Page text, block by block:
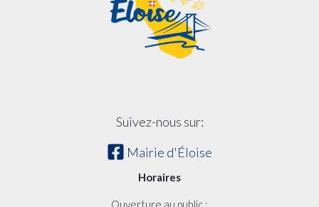
Suivez-nous sur:
Mairie d'Éloise
Horaires
Ouverture au public :